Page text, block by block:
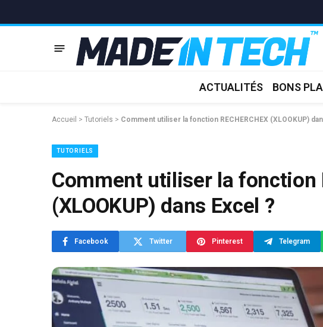
ACTUALITÉS BONS
Accueil > Tutoriels > Comment utiliser la fonction RECHERCHEX (XLOOKUP)
TUTORIELS
Comment utiliser la fonction
(XLOOKUP) dans Excel ?
Facebook Twitter Pinterest Telegram